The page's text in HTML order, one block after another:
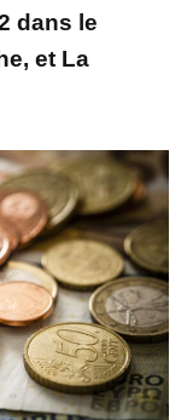
dans le
et La